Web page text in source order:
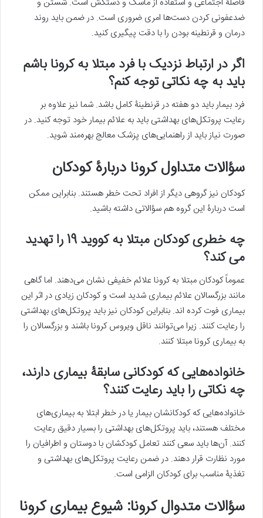
ضدعفونی کردن دست‌ها امری ضروری است. در ضمن باید روند
درمان و قرنطینه بودن را با دقت پیگیری کنید.
اگر در ارتباط نزدیک با فرد مبتلا به کرونا باشم
باید به چه نکاتی توجه کنم؟
فرد بیمار باید دو هفته در قرنطینۀ کامل باشد. شما نیز علاوه بر
رعایت پروتکل‌های بهداشتی باید به علائم بیمار خود توجه کنید. در
صورت نیاز باید از راهنمایی‌های پزشک معالج بهره‌مند شوید.
سؤالات متداول کرونا دربارۀ کودکان
کودکان نیز گروهی دیگر از افراد تحت خطر هستند. بنابراین ممکن
است دربارۀ این گروه هم سؤالاتی داشته باشید.
چه خطری کودکان مبتلا به کووید 19 را تهدید
می کند؟
عموماً کودکان مبتلا به کرونا علائم خفیفی نشان می‌دهند. اما گاهی
مانند بزرگسالان علائم بیماری شدید است و کودکان زیادی در اثر این
بیماری فوت کرده اند. بنابراین کودکان نیز باید پروتکل‌های بهداشتی
را رعایت کنند. زیرا می‌توانند ناقل ویروس کرونا باشند و بزرگسالان را
به بیماری کرونا مبتلا کنند.
خانواده‌هایی که کودکانی سابقۀ بیماری دارند،
چه نکاتی را باید رعایت کنند؟
خانواده‌هایی که کودکانشان بیمار یا در خطر ابتلا به بیماری‌های
مختلف هستند، باید پروتکل‌های بهداشتی را بسیار دقیق رعایت
کنند. آن‌ها باید سعی کنند تعامل کودکشان با دوستان و اطرافیان را
مورد نظارت قرار دهند. در ضمن رعایت پروتکل‌های بهداشتی و
تغذیۀ مناسب برای کودکان الزامی است.
سؤالات متدوال کرونا: شیوع بیماری کرونا